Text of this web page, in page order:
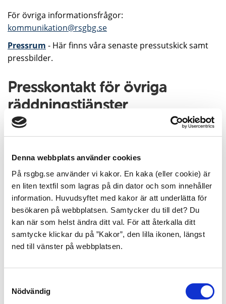
Denna webbplats använder cookies
På rsgbg.se använder vi kakor. En kaka (eller cookie) är
en liten textfil som lagras på din dator och som innehåller
information. Huvudsyftet med kakor är att underlätta för
besökaren på webbplatsen. Samtycker du till det? Du
kan när som helst ändra ditt val. För att återkalla ditt
samtycke klickar du på ”Kakor”, den lilla ikonen, längst
ned till vänster på webbplatsen.
Nödvändig
För övriga informationsfrågor:
kommunikation@rsgbg.se
Pressrum - Här finns våra senaste pressutskick samt
pressbilder.
Presskontakt förövriga
räddningstjänster
För information om verksamhet och organisation.
kommun och Kungälvs kommun)
Herrljunga räddningstjänst, 0513-170 91
Öckerö räddningstjänst,
031-96 80 81
Strömstads räddningstjänst, 0526-190 00
Tanums räddningstjänst,0525-180 00
Sotenäs räddningstjänst, 0523-66 45 00,0523-66
40 00
Räddningtjänsten Väst, 010-219 30 00